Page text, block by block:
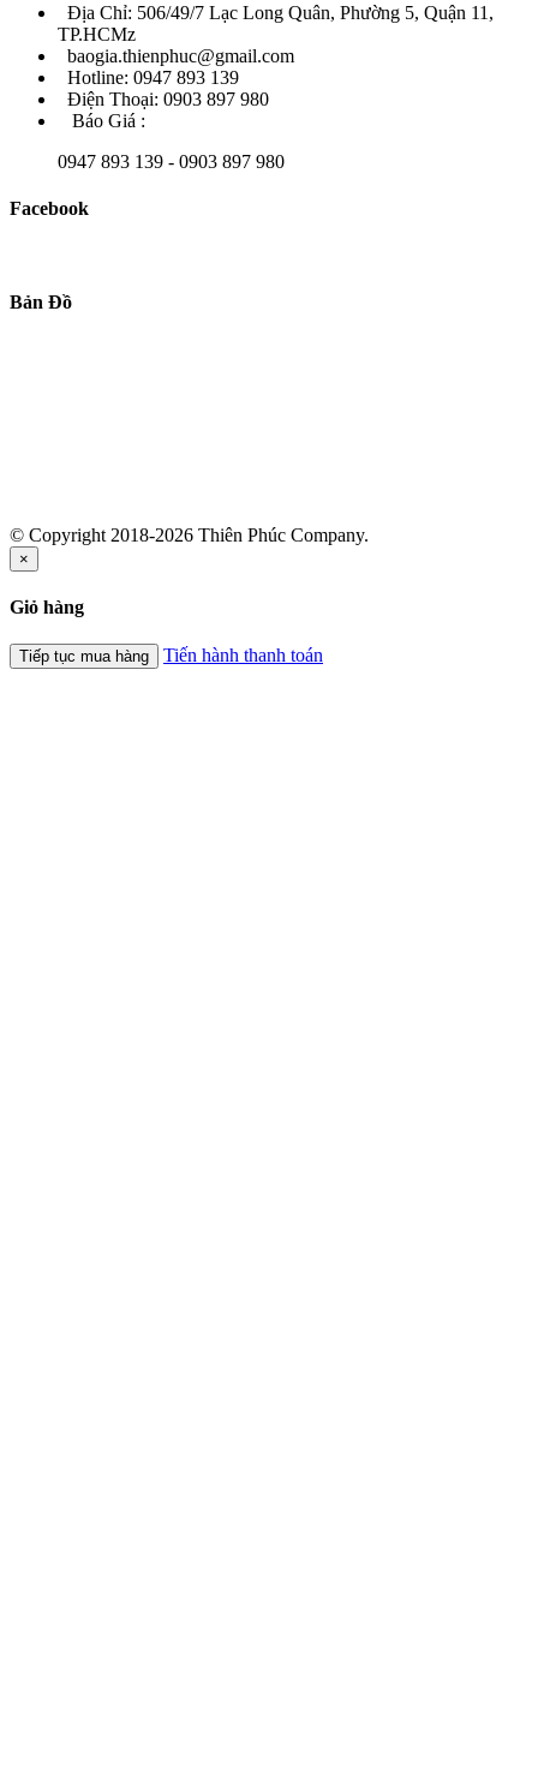
Địa Chỉ: 506/49/7 Lạc Long Quân, Phường 5, Quận 11,
TP.HCMz
baogia.thienphuc@gmail.com
Hotline: 0947 893 139
Điện Thoại: 0903 897 980
Báo Giá :
0947 893 139 - 0903 897 980
Facebook
Bản Đồ
© Copyright 2018-2026 Thiên Phúc Company.
×
Giỏ hàng
Tiếp tục mua hàng Tiến hành thanh toán